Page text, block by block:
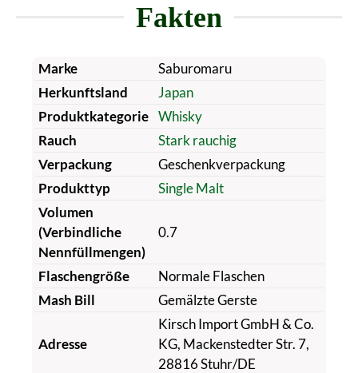
Fakten
Marke
Saburomaru
Herkunftsland
Japan
Produktkategorie Whisky
Rauch
Stark rauchig
Verpackung
Geschenkverpackung
Produkttyp
Single Malt
Volumen
(Verbindliche
Nennfüllmengen)
0.7
Flaschengröße
Normale Flaschen
Mash Bill
Gemälzte Gerste
Adresse
Kirsch Import GmbH & Co.
KG, Mackenstedter Str. 7,
28816 Stuhr/DE